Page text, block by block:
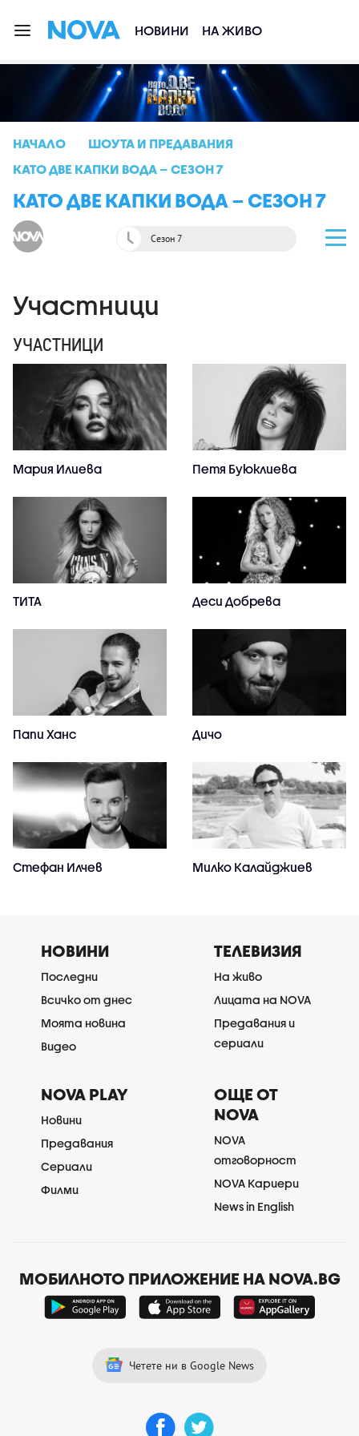
НОВИНИ НА ЖИВО
НАЧАЛО
ШОУТА И ПРЕДАВАНИЯ
КАТО ДВЕ КАПКИ ВОДА – СЕЗОН 7
КАТО ДВЕ КАПКИ ВОДА – СЕЗОН 7
Сезон 7
Участници
УЧАСТНИЦИ
Мария Илиева Петя Буюклиева
ТИТА Деси Добрева
Папи Ханс Дичо
Стефан Илчев Милко Калайджиев
НОВИНИ
Последни
Всичко от днес
Моята новина
Видео
ТЕЛЕВИЗИЯ
На живо
Лицата на NOVA
Предавания и
сериали
NOVA PLAY
Новини
Предавания
Сериали
Филми
ОЩЕ ОТ
NOVA
NOVA
отговорност
NOVA Кариери
News in English
МОБИЛНОТО ПРИЛОЖЕНИЕ НА NOVA.BG
Четете ни в Google News